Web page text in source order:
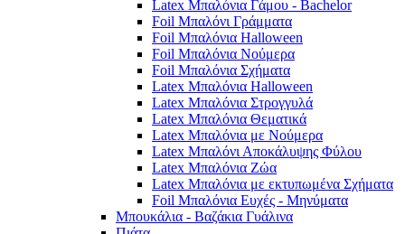
Latex Μπαλόνια Γάμου - Bachelor
Foil Μπαλόνι Γράμματα
Foil Μπαλόνια Halloween
Foil Μπαλόνια Νούμερα
Foil Μπαλόνια Σχήματα
Latex Μπαλόνια Halloween
Latex Μπαλόνια Στρογγυλά
Latex Μπαλόνια Θεματικά
Latex Μπαλόνια με Νούμερα
Latex Μπαλόνι Αποκάλυψης Φύλου
Latex Μπαλόνια Ζώα
Latex Μπαλόνια με εκτυπωμένα Σχήματα
Foil Μπαλόνια Ευχές - Μηνύματα
Μπουκάλια - Βαζάκια Γυάλινα